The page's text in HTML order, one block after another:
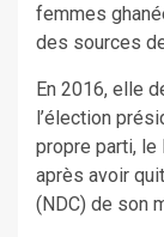
femmes
des sources
En 2016, elle
l’élection
propre parti, le
après avoir
(NDC) de son